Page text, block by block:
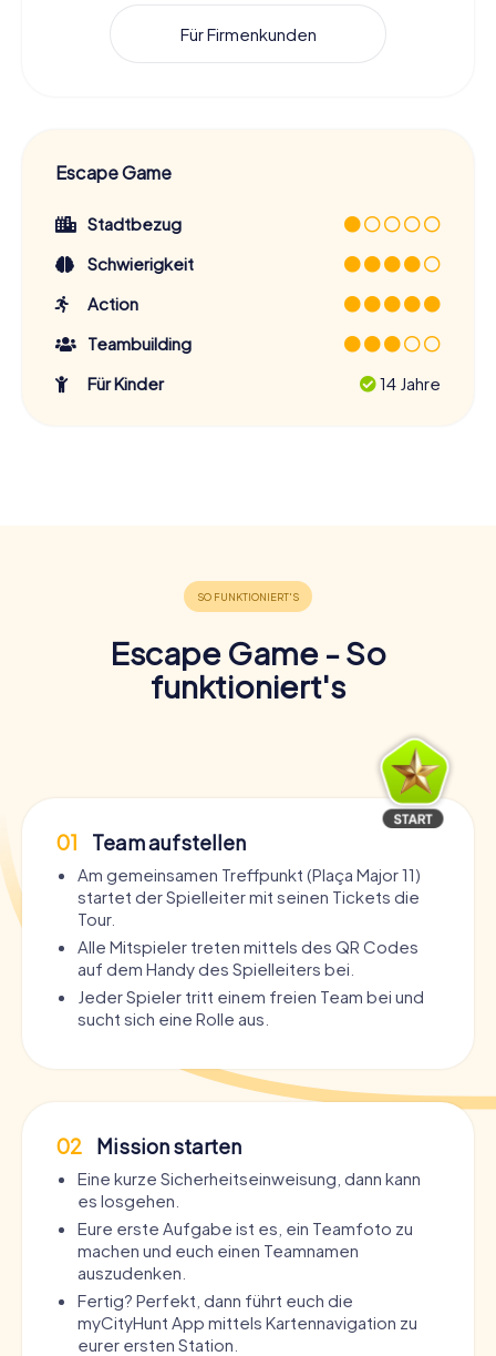
Für Firmenkunden
Escape Game
Stadtbezug
Schwierigkeit
Action
Teambuilding
Für Kinder
14 Jahre
Escape Game - So
funktioniert's
01 Team aufstellen
Am gemeinsamen Treffpunkt (Plaça Major 11)
startet der Spielleiter mit seinen Tickets die
Tour.
Alle Mitspieler treten mittels des QR Codes
auf dem Handy des Spielleiters bei.
Jeder Spieler tritt einem freien Team bei und
sucht sich eine Rolle aus.
02 Mission starten
Eine kurze Sicherheitseinweisung, dann kann
es losgehen.
Eure erste Aufgabe ist es, ein Teamfoto zu
machen und euch einen Teamnamen
auszudenken.
Fertig? Perfekt, dann führt euch die
myCityHunt App mittels Kartennavigation zu
eurer ersten Station.